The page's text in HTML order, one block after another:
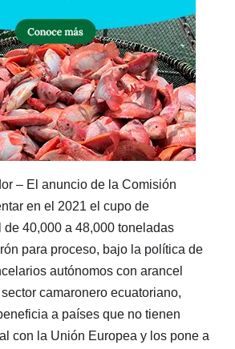
– El anuncio de la Comisión
en el 2021 el cupo de
de 40,000 a 48,000 toneladas
para proceso, bajo la política de
autónomos con arancel
camaronero ecuatoriano,
a países que no tienen
con la Unión Europea y los pone a